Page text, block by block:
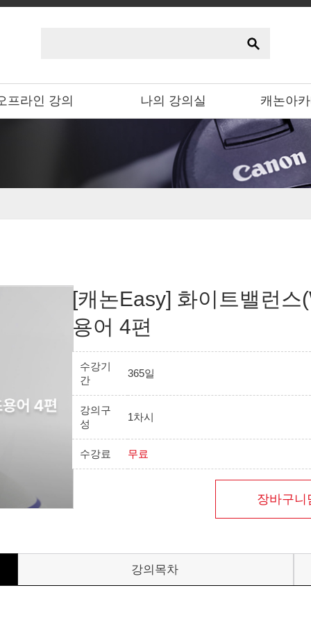
[캐논Easy] 화이트밸런
용어 4편
수강기
간
365일
강의구
성
1차시
수강료 무료
장바구니
강의목차
프라인 강의 나의 강의실 캐논아